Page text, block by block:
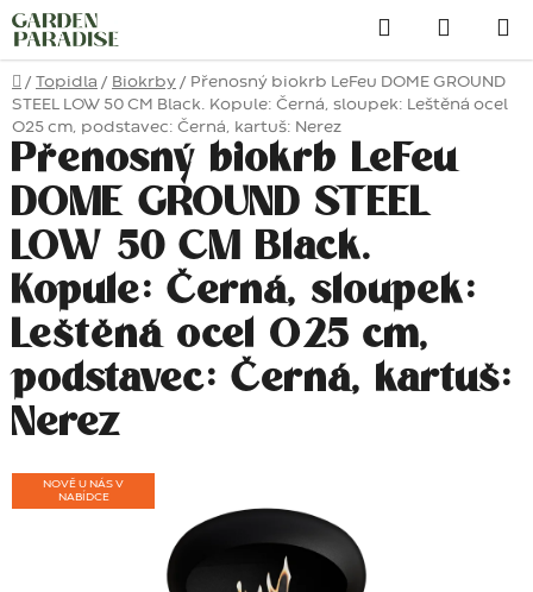
Přejít
na
obsah
Hledat
Domů
/ Topidla / Biokrby / Přenosný biokrb LeFeu DOME GROUND
STEEL LOW 50 CM Black. Kopule: Černá, sloupek: Leštěná ocel
O25 cm, podstavec: Černá, kartuš: Nerez
Přenosný biokrb LeFeu
DOME GROUND STEEL
LOW 50 CM Black.
Kopule: Černá, sloupek:
Leštěná ocel O25 cm,
podstavec: Černá, kartuš:
Nerez
NOVĚ U NÁS V
NABÍDCE